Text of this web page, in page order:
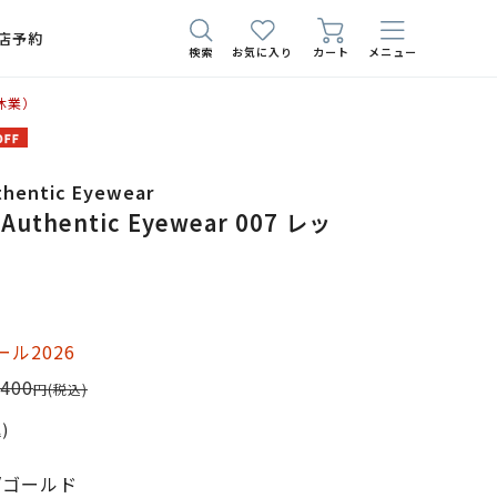
予約
検索 お気に入り カート メニュー
）
Eyewear
Eyewear 007 レッ
ル2026
円(税込)
ールド